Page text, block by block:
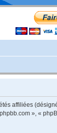
affiliées
», «